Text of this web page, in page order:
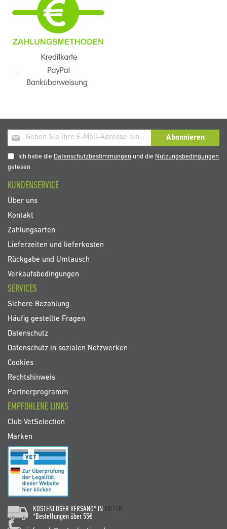
Melden
Sie
sich
für
Newsletter
an:
Abonnieren
Ich habe die Datenschutzbestimmungen und die Nutzungsbedingungen
gelesen
KUNDENSERVICE
Über uns
Kontakt
Zahlungsarten
Lieferzeiten und lieferkosten
Rückgabe und Umtausch
Verkaufsbedingungen
SERVICES
Sichere Bezahlung
Häufig gestellte Fragen
Datenschutz
Datenschutz in sozialen Netzwerken
Cookies
Rechtshinweis
Partnerprogramm
EMPFOHLENE LINKS
Club VetSelection
Marken
KOSTENLOSER VERSAND* IN 48/72H
*Bestellungen über 55€